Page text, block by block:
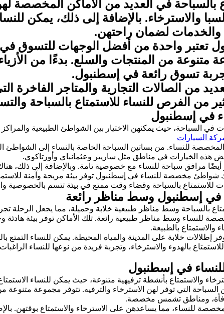
في العديد من الأماكن المخصصة
والاسترخاء. بالإضافة إلى ذلك، يمكن
والخدمات لضمان راحتهن.
تعتبر واحدة من أفضل الوجهات للتسوق في
متنوعة من المنتجات والسلع. بدءًا من
تسوق رائعة في إسطنبول.
من الصالات التجارية والمتاجر
من الفرص للنساء للاستمتاع بالسباحة
في إسطنبول
في السباحة، حيث يمكنهن الاختيار بين الشواطئ الطبيعية
السيارات
للنساء. من بساتين السباحة الخاصة بالنساء إلى الشواطئ
هذه الخيارات في مناطق مثل ساريير وعثمانباي وأورتاكوي.
مرافق سباحة للنساء مع خصوصية تامة. وبالإضافة إلى ذلك،
شواطئ مخصصة للنساء في إسطنبول توفر بيئة مريحة وآمنة
للاستمتاع بالسباحة وقضاء وقت ممتع في بيئة تتسم بالخصوصية
في إسطنبول وسط مناظر رائعة
بالسباحة وسط مناظر طبيعية خلابة وجميلة، مما يجعل الرحلة
وسط مناظر طبيعية رائعة. تلك الأماكن توفر بيئة هادئة
بالطبيعة.
إطلالات خلابة على المدينة والمياه المحيطة. يمكن للنساء
بالهدوء والاسترخاء، وتجربة فريدة من نوعها للنساء
للنساء في إسطنبول
والاستمتاع بأنشطة ترفيهية متنوعة، حيث يمكن للنساء
السباحة التي توفر لهن الاسترخاء والترفيه. تتوفر مجموعة
ومناطق تشمس مخصصة.
للنساء، مما يساعدهن على الاسترخاء والاستمتاع بوقتهن.